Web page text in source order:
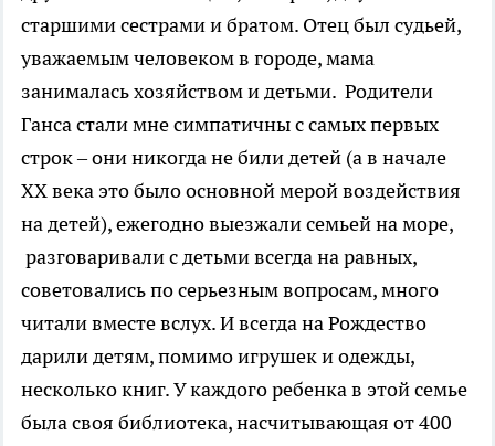
старшими сестрами и братом. Отец был судьей,
уважаемым человеком в городе, мама
занималась хозяйством и детьми. Родители
Ганса стали мне симпатичны с самых первых
строк – они никогда не били детей (а в начале
XX века это было основной мерой воздействия
на детей), ежегодно выезжали семьей на море,
разговаривали с детьми всегда на равных,
советовались по серьезным вопросам, много
читали вместе вслух. И всегда на Рождество
дарили детям, помимо игрушек и одежды,
несколько книг. У каждого ребенка в этой семье
была своя библиотека, насчитывающая от 400